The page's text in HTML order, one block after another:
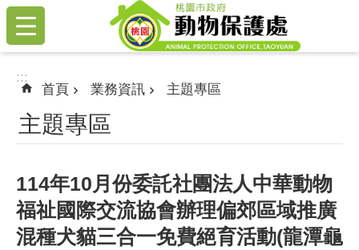
跳到主要內容區塊
:::
:::
首頁 業務資訊 主題專區
主題專區
114年10月份委託社團法人中華動物
福祉國際交流協會辦理偏郊區域推廣
混種犬貓三合一免費絕育活動(龍潭龜